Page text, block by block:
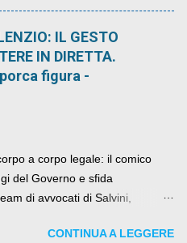
IL GESTO
IN DIRETTA.
figura -
a corpo legale: il comico
del Governo e sfida
di avvocati di Salvini,
CONTINUA A LEGGERE